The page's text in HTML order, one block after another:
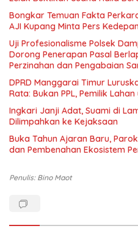
Bongkar Temuan Fakta
AJI Kupang Minta Pers
Uji Profesionalisme Polsek
Dorong Penerapan Pasal
Perzinahan dan Pengabaian
DPRD Manggarai Timur
Rata: Bukan PPL, Pemilik
Ingkari Janji Adat, Suami di
Dilimpahkan ke Kejaksaan
Buka Tahun Ajaran Baru,
dan Pembenahan Ekosistem
Penulis: Bino Maot